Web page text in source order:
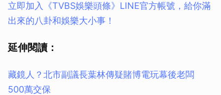
立即加入《TVBS娛樂頭條》LINE官方帳號，給你滿
出來的八卦和娛樂大小事！
延伸閱讀：
藏鏡人？北市副議長葉林傳疑賭博電玩幕後老闆
500萬交保